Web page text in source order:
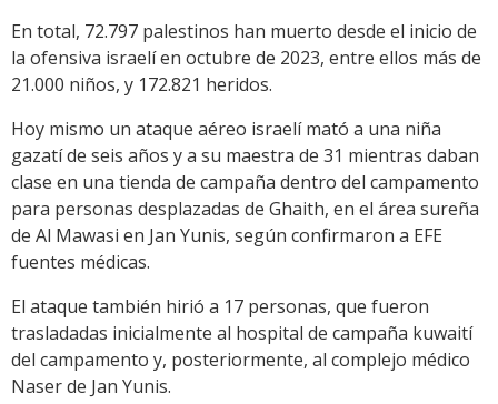
En total, 72.797 palestinos han muerto desde el inicio de
la ofensiva israelí en octubre de 2023, entre ellos más de
21.000 niños, y 172.821 heridos.
Hoy mismo un ataque aéreo israelí mató a una niña
gazatí de seis años y a su maestra de 31 mientras daban
clase en una tienda de campaña dentro del campamento
para personas desplazadas de Ghaith, en el área sureña
de Al Mawasi en Jan Yunis, según confirmaron a EFE
fuentes médicas.
El ataque también hirió a 17 personas, que fueron
trasladadas inicialmente al hospital de campaña kuwaití
del campamento y, posteriormente, al complejo médico
Naser de Jan Yunis.